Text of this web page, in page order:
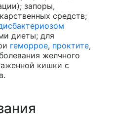
запоры,
средств;
диеты; для
геморрое, проктите,
желчного
кишки с